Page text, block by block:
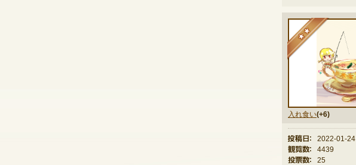
入れ食い(+6)
投稿日：
2022-01-24
観覧数：
4439
投票数：
25